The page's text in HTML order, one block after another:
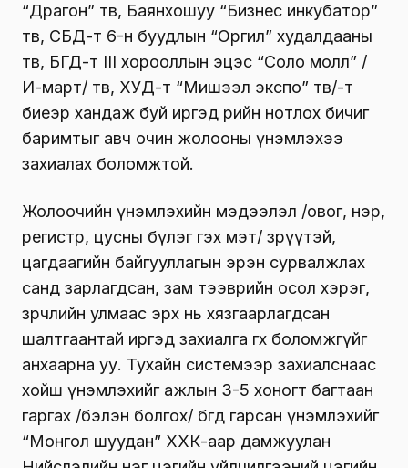
“Драгон” төв, Баянхошуу “Бизнес инкубатор”
төв, СБД-т 6-н буудлын “Оргил” худалдааны
төв, БГД-т III хорооллын эцэс “Соло молл” /
И-март/ төв, ХУД-т “Мишээл экспо” төв/-т
биеэр хандаж буй иргэд өөрийн нотлох бичиг
баримтыг авч очин жолооны үнэмлэхээ
захиалах боломжтой.
Жолоочийн үнэмлэхийн мэдээлэл /овог, нэр,
регистр, цусны бүлэг гэх мэт/ зөрүүтэй,
цагдаагийн байгууллагын эрэн сурвалжлах
санд зарлагдсан, зам тээврийн осол хэрэг,
зөрчлийн улмаас эрх нь хязгаарлагдсан
шалтгаантай иргэд захиалга өгөх боломжгүйг
анхаарна уу. Тухайн системээр захиалснаас
хойш үнэмлэхийг ажлын 3-5 хоногт багтаан
гаргах /бэлэн болгох/ бөгөөд гарсан үнэмлэхийг
“Монгол шуудан” ХХК-аар дамжуулан